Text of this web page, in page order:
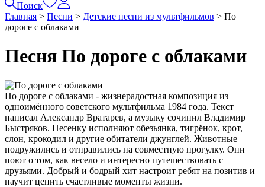
Поиск
Главная > Песни > Детские песни из мультфильмов > По
дороге с облаками
Песня По дороге с облаками
По дороге с облаками - жизнерадостная композиция из
одноимённого советского мультфильма 1984 года. Текст
написал Александр Вратарев, а музыку сочинил Владимир
Быстряков. Песенку исполняют обезьянка, тигрёнок, крот,
слон, крокодил и другие обитатели джунглей. Животные
подружились и отправились на совместную прогулку. Они
поют о том, как весело и интересно путешествовать с
друзьями. Добрый и бодрый хит настроит ребят на позитив и
научит ценить счастливые моменты жизни.